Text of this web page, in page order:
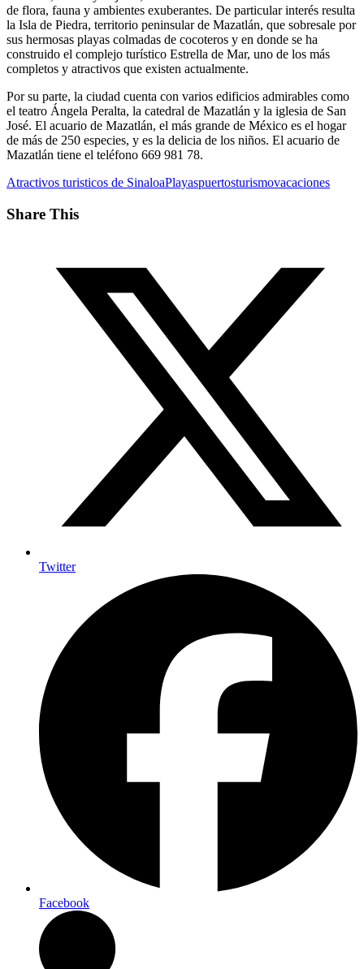
de flora, fauna y ambientes exuberantes. De particular interés resulta
la Isla de Piedra, territorio peninsular de Mazatlán, que sobresale por
sus hermosas playas colmadas de cocoteros y en donde se ha
construido el complejo turístico Estrella de Mar, uno de los más
completos y atractivos que existen actualmente.
Por su parte, la ciudad cuenta con varios edificios admirables como
el teatro Ángela Peralta, la catedral de Mazatlán y la iglesia de San
José. El acuario de Mazatlán, el más grande de México es el hogar
de más de 250 especies, y es la delicia de los niños. El acuario de
Mazatlán tiene el teléfono 669 981 78.
Atractivos turisticos de SinaloaPlayaspuertosturismovacaciones
Share This
Twitter
Facebook